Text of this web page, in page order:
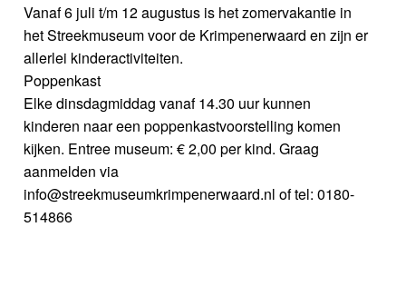
Vanaf 6 juli t/m 12 augustus is het zomervakantie in
het Streekmuseum voor de Krimpenerwaard en zijn er
allerlei kinderactiviteiten.
Poppenkast
Elke dinsdagmiddag vanaf 14.30 uur kunnen
kinderen naar een poppenkastvoorstelling komen
kijken. Entree museum: € 2,00 per kind. Graag
aanmelden via
info@streekmuseumkrimpenerwaard.nl of tel: 0180-
514866